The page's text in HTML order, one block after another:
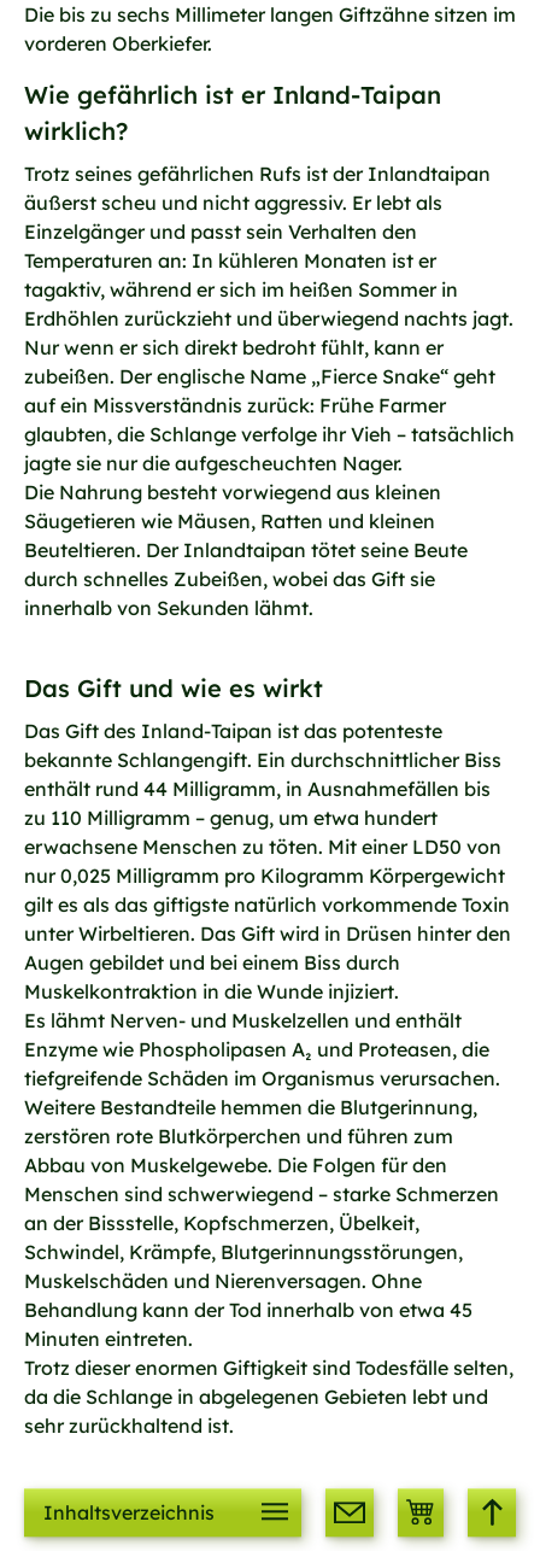
Die bis zu sechs Millimeter langen Giftzähne sitzen im
vorderen Oberkiefer.
Wie gefährlich ist er Inland-Taipan
wirklich?
Trotz seines gefährlichen Rufs ist der Inlandtaipan
äußerst scheu und nicht aggressiv. Er lebt als
Einzelgänger und passt sein Verhalten den
Temperaturen an: In kühleren Monaten ist er
tagaktiv, während er sich im heißen Sommer in
Erdhöhlen zurückzieht und überwiegend nachts jagt.
Nur wenn er sich direkt bedroht fühlt, kann er
zubeißen. Der englische Name „Fierce Snake“ geht
auf ein Missverständnis zurück: Frühe Farmer
glaubten, die Schlange verfolge ihr Vieh – tatsächlich
jagte sie nur die aufgescheuchten Nager.
Die Nahrung besteht vorwiegend aus kleinen
Säugetieren wie Mäusen, Ratten und kleinen
Beuteltieren. Der Inlandtaipan tötet seine Beute
durch schnelles Zubeißen, wobei das Gift sie
innerhalb von Sekunden lähmt.
Das Gift und wie es wirkt
Das Gift des Inland-Taipan ist das potenteste
bekannte Schlangengift. Ein durchschnittlicher Biss
enthält rund 44 Milligramm, in Ausnahmefällen bis
zu 110 Milligramm – genug, um etwa hundert
erwachsene Menschen zu töten. Mit einer LD50 von
nur 0,025 Milligramm pro Kilogramm Körpergewicht
gilt es als das giftigste natürlich vorkommende Toxin
unter Wirbeltieren. Das Gift wird in Drüsen hinter den
Augen gebildet und bei einem Biss durch
Muskelkontraktion in die Wunde injiziert.
Es lähmt Nerven- und Muskelzellen und enthält
Enzyme wie Phospholipasen A₂ und Proteasen, die
tiefgreifende Schäden im Organismus verursachen.
Weitere Bestandteile hemmen die Blutgerinnung,
zerstören rote Blutkörperchen und führen zum
Abbau von Muskelgewebe. Die Folgen für den
Menschen sind schwerwiegend – starke Schmerzen
an der Bissstelle, Kopfschmerzen, Übelkeit,
Schwindel, Krämpfe, Blutgerinnungsstörungen,
Muskelschäden und Nierenversagen. Ohne
Behandlung kann der Tod innerhalb von etwa 45
Minuten eintreten.
Trotz dieser enormen Giftigkeit sind Todesfälle selten,
da die Schlange in abgelegenen Gebieten lebt und
sehr zurückhaltend ist.
Inhaltsverzeichnis